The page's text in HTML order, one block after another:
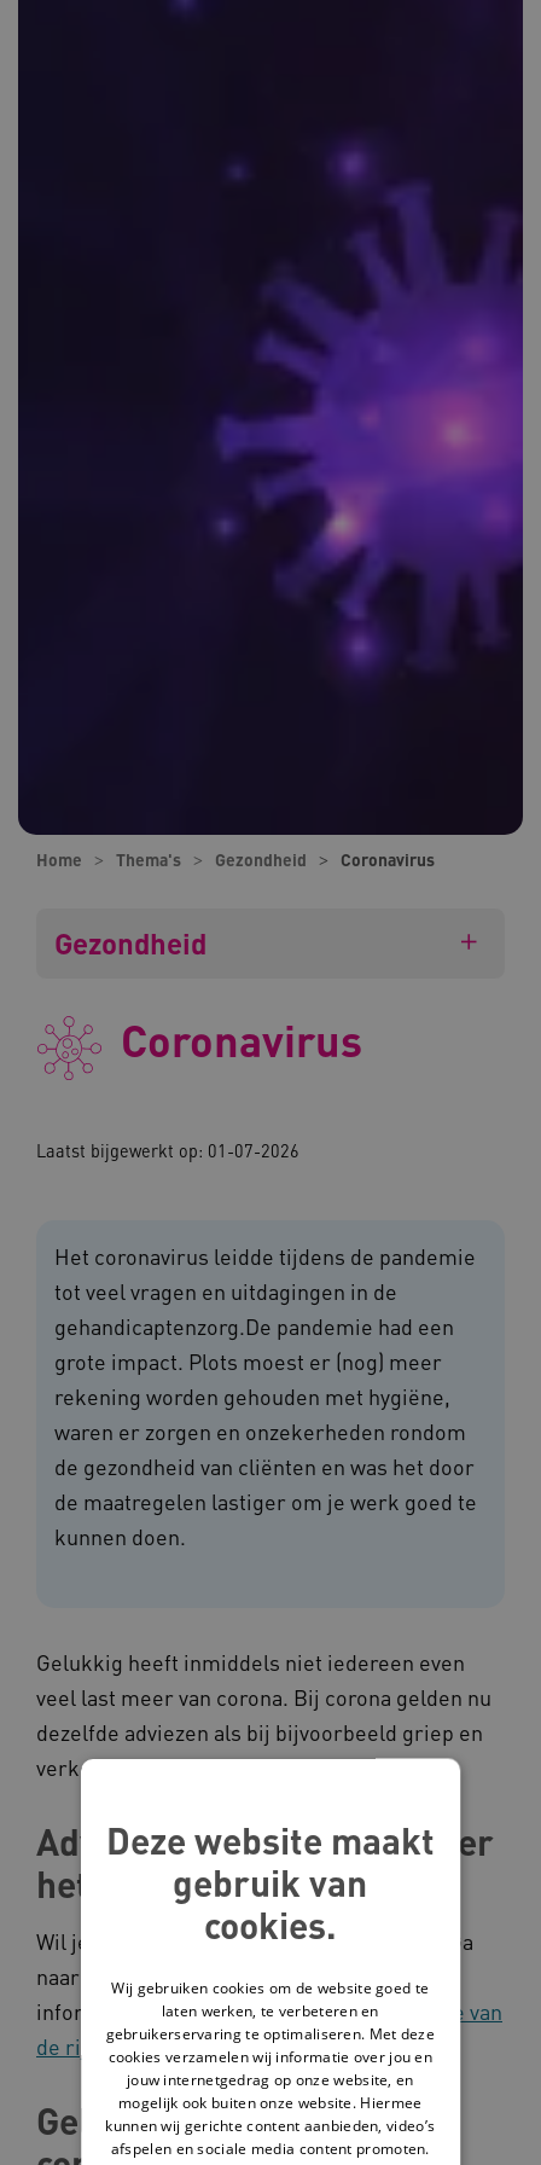
Home Thema's Gezondheid Coronavirus
Gezondheid
Coronavirus
Laatst bijgewerkt op: 01-07-2026
Het coronavirus leidde tijdens de pandemie
tot veel vragen en uitdagingen in de
gehandicaptenzorg.De pandemie had een
grote impact. Plots moest er (nog) meer
rekening worden gehouden met hygiëne,
waren er zorgen en onzekerheden rondom
de gezondheid van cliënten en was het door
de maatregelen lastiger om je werk goed te
kunnen doen.
Gelukkig heeft inmiddels niet iedereen even
veel last meer van corona. Bij corona gelden nu
dezelfde adviezen als bij bijvoorbeeld griep en
verkoudheid.
Adviezen en informatie over
het coronavirus
Wil je weten welke adviezen er nu gelden? Ga
naar
mijnvraagovercorona.nl
. Algemene
informatie over corona vind je opde website van
de rijksoverheid.
Geleerde lessen uit de
Deze website maakt
gebruik van
cookies.
Wij gebruiken cookies om de website goed te
laten werken, te verbeteren en
gebruikerservaring te optimaliseren. Met deze
cookies verzamelen wij informatie over jou en
jouw internetgedrag op onze website, en
mogelijk ook buiten onze website. Hiermee
kunnen wij gerichte content aanbieden, video’s
afspelen en sociale media content promoten.